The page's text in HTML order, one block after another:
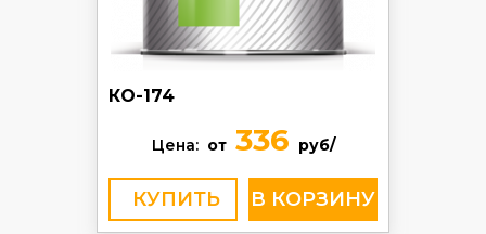
КО-174
Цена: от336 руб/
КУПИТЬ